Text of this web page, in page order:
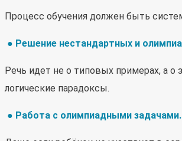
Процесс обучения должен быть
● Решение нестандартных и
Речь идет не о типовых примерах, а о
логические парадоксы.
● Работа с олимпиадными задачами.